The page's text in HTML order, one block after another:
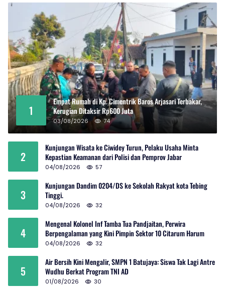
1
Empat Rumah di Kp. Cimentrik Baros Arjasari Terbakar,
Kerugian Ditaksir Rp600 Juta
03/08/2026 74
2
Kunjungan Wisata ke Ciwidey Turun, Pelaku Usaha Minta
Kepastian Keamanan dari Polisi dan Pemprov Jabar
04/08/2026 57
3
Kunjungan Dandim 0204/DS ke Sekolah Rakyat kota Tebing
Tinggi.
04/08/2026 32
4
Mengenal Kolonel Inf Tamba Tua Pandjaitan, Perwira
Berpengalaman yang Kini Pimpin Sektor 10 Citarum Harum
04/08/2026 32
5
Air Bersih Kini Mengalir, SMPN 1 Batujaya: Siswa Tak Lagi Antre
Wudhu Berkat Program TNI AD
01/08/2026 30